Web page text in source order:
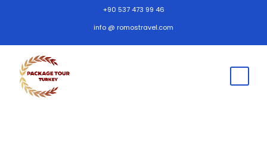
+90 537 473 99 46
info @ romostravel.com